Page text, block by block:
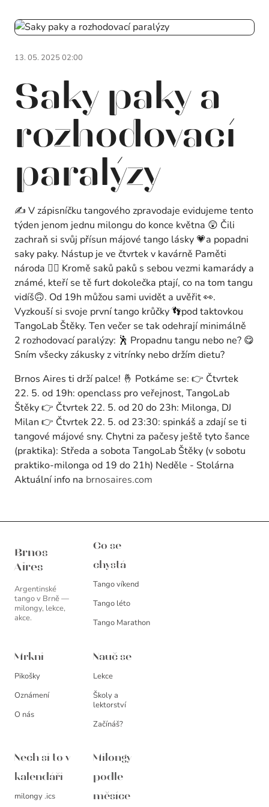
13. 05. 2025 02:00
Saky paky a
rozhodovací
paralýzy
✍️ V zápisníčku tangového zpravodaje evidujeme tento
týden jenom jednu milongu do konce května 😲 Čili
zachraň si svůj přísun májové tango lásky 💗a popadni
saky paky. Nástup je ve čtvrtek v kavárně Paměti
národa 🏃‍♂️ Kromě saků paků s sebou vezmi kamarády a
známé, kteří se tě furt dokolečka ptají, co na tom tangu
vidíš🙃. Od 19h můžou sami uvidět a uvěřit 👀.
Vyzkouší si svoje první tango krůčky 👣pod taktovkou
TangoLab Štěky. Ten večer se tak odehrají minimálně
2 rozhodovací paralýzy: 🕺 Propadnu tangu nebo ne? 😋
Sním všecky zákusky z vitrínky nebo držím dietu?
Brnos Aires ti drží palce! 🤞 Potkáme se: 👉 Čtvrtek
22. 5. od 19h: openclass pro veřejnost, TangoLab
Štěky 👉 Čtvrtek 22. 5. od 20 do 23h: Milonga, DJ
Milan 👉 Čtvrtek 22. 5. od 23:30: spinkáš a zdají se ti
tangové májové sny. Chytni za pačesy ještě tyto šance
(praktika): Středa a sobota TangoLab Štěky (v sobotu
praktiko-milonga od 19 do 21h) Neděle - Stolárna
Aktuální info na brnosaires.com
Brnos
Aires
Argentinské
tango v Brně —
milongy, lekce,
akce.
Co se
chystá
Tango víkend
Tango léto
Tango Marathon
Mrkni
Pikošky
Oznámení
O nás
Nauč se
Lekce
Školy a
lektorství
Začínáš?
Nech si to v
kalendáři
milongy .ics
Milongy
podle
měsíce